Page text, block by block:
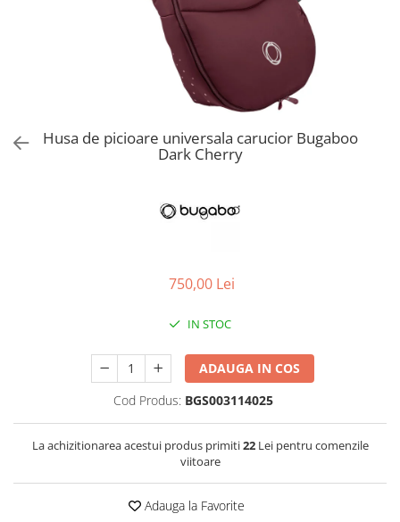
PAPUSI
Husa de picioare universala carucior Bugaboo
Dark Cherry
750,00 Lei
IN STOC
ADAUGA IN COS
Cod Produs: BGS003114025
La achizitionarea acestui produs primiti22Lei pentru comenzile
viitoare
Adauga la Favorite